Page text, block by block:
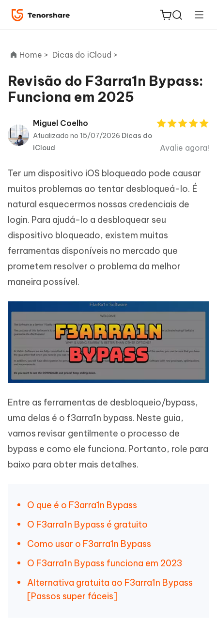
ReiBoot
PDNob
PDF
iAnyGo
Home > Dicas do iCloud >
Revisão do F3arra1n Bypass:
Funciona em 2025
Miguel Coelho
Atualizado no 15/07/2026 Dicas do
iCloud
Avalie agora!
Ter um dispositivo iOS bloqueado pode causar
muitos problemas ao tentar desbloqueá-lo. É
natural esquecermos nossas credenciais de
login. Para ajudá-lo a desbloquear seu
dispositivo bloqueado, existem muitas
ferramentas disponíveis no mercado que
prometem resolver o problema da melhor
maneira possível.
Entre as ferramentas de desbloqueio/bypass,
uma delas é o f3arra1n bypass. Neste guia,
vamos revisar gentilmente o processo de
bypass e como ele funciona. Portanto, role para
baixo para obter mais detalhes.
O que é o F3arra1n Bypass
O F3arra1n Bypass é gratuito
Como usar o F3arra1n Bypass
O F3arra1n Bypass funciona em 2023
Alternativa gratuita ao F3arra1n Bypass
[Passos super fáceis]